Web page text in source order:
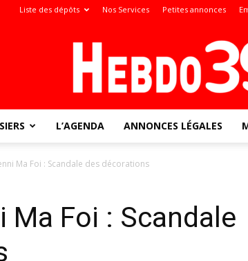
Liste des dépôts Nos Services Petites annonces
L’AGENDA ANNONCES LÉGALES
Ma Foi : Scandale des décorations
Ma Foi : Scandale